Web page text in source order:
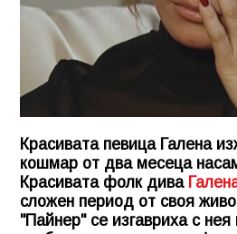
Красивата певица Галена
кошмар от два месеца
Красивата фолк дива
сложен период от своя
"Пайнер" се изгавриха с